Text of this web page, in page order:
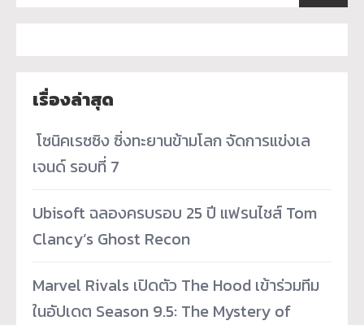
เรื่องล่าสุด
­ โซนิคเรซซิง ซิ่งทะยานข้ามโลก จัดการแข่งเล
เจนด์ รอบที่ 7
Ubisoft ฉลองครบรอบ 25 ปี แฟรนไชส์ Tom
Clancy’s Ghost Recon
Marvel Rivals เปิดตัว The Hood เข้าร่วมทีม
ในอัปเดต Season 9.5: The Mystery of